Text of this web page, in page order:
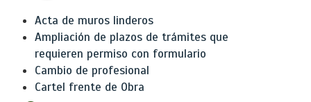
Acta de muros linderos
Ampliación de plazos de trámites que
requieren permiso con formulario
Cambio de profesional
Cartel frente de Obra